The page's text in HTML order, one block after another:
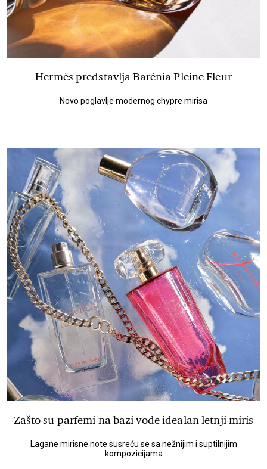
Hermès predstavlja Barénia Pleine Fleur
Novo poglavlje modernog chypre mirisa
Zašto su parfemi na bazi vode idealan letnji miris
Lagane mirisne note susreću se sa nežnijim i suptilnijim
kompozicijama